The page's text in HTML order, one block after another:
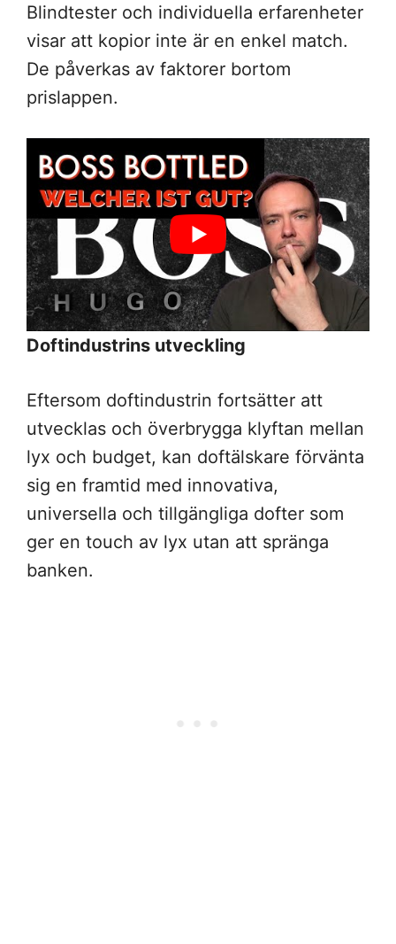
Blindtester och individuella erfarenheter
visar att kopior inte är en enkel match.
De påverkas av faktorer bortom
prislappen.
Doftindustrins utveckling
Eftersom doftindustrin fortsätter att
utvecklas och överbrygga klyftan mellan
lyx och budget, kan doftälskare förvänta
sig en framtid med innovativa,
universella och tillgängliga dofter som
ger en touch av lyx utan att spränga
banken.